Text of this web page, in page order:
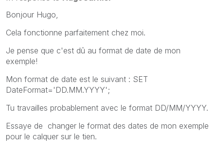
Bonjour Hugo,
Cela fonctionne parfaitement chez moi.
Je pense que c'est dû au format de date de mon
exemple!
Mon format de date est le suivant : SET
DateFormat='DD.MM.YYYY';
Tu travailles probablement avec le format DD/MM/YYYY.
Essaye de changer le format des dates de mon exemple
pour le calquer sur le tien.